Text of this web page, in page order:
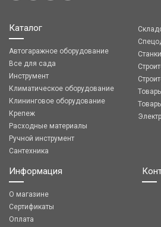
Каталог
Автогаражное оборудование
Все для сада
Инструмент
Климатическое оборудование
Клининговое оборудование
Крепеж
Расходные материалы
Ручной инструмент
Сантехника
Станки
Информация
О магазине
Сертификаты
Оплата